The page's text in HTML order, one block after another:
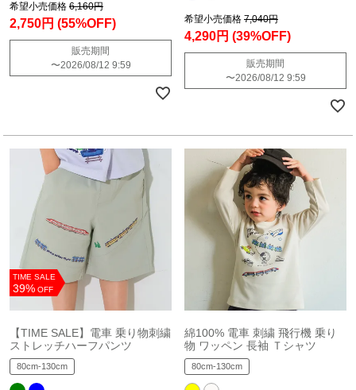
希望小売価格 6,160円
2,750円 (55%OFF)
販売期間
〜2026/08/12 9:59
希望小売価格 7,040円
4,290円 (39%OFF)
販売期間
〜2026/08/12 9:59
TIME SALE
39% OFF
【TIME SALE】電車 乗り物刺繍
ストレッチハーフパンツ
80cm-130cm
綿100% 電車 刺繍 飛行機 乗り
物 ワッペン 長袖 Ｔシャツ
80cm-130cm